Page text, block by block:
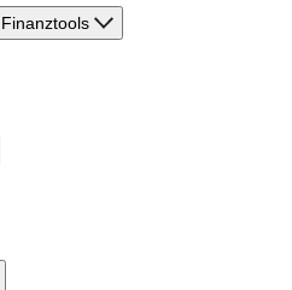
Finanztools